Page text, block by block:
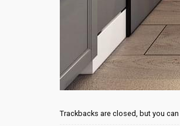
Trackbacks are closed, but you can